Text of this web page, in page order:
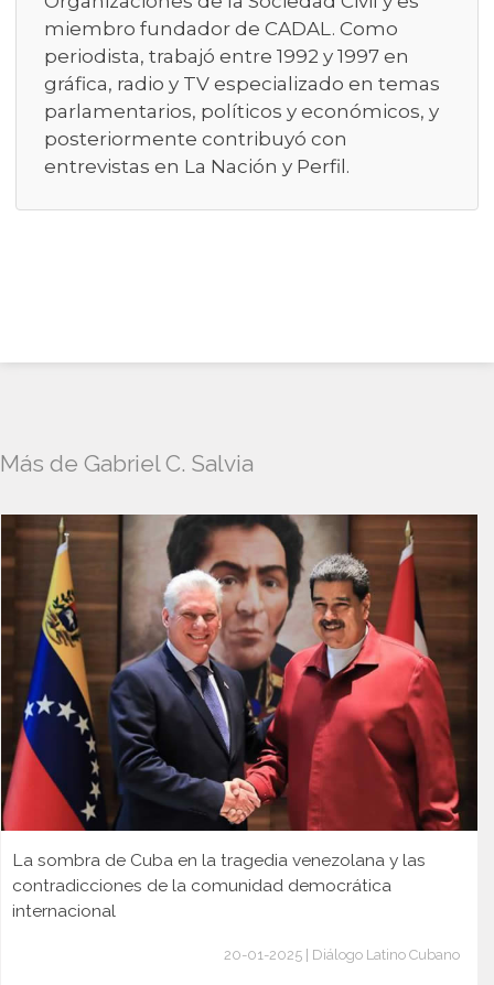
miembro fundador de CADAL. Como
periodista, trabajó entre 1992 y 1997 en
gráfica, radio y TV especializado en temas
parlamentarios, políticos y económicos, y
posteriormente contribuyó con
entrevistas en La Nación y Perfil.
Más de Gabriel C. Salvia
La sombra de Cuba en la tragedia venezolana y las
contradicciones de la comunidad democrática
internacional
20-01-2025 | Diálogo Latino Cubano